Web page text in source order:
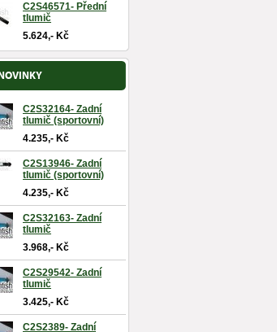
C2S46571- Přední
tlumič
5.624,- Kč
C2S32164- Zadní
tlumič (sportovní)
4.235,- Kč
C2S13946- Zadní
tlumič (sportovní)
4.235,- Kč
C2S32163- Zadní
tlumič
3.968,- Kč
C2S29542- Zadní
tlumič
3.425,- Kč
C2S2389- Zadní